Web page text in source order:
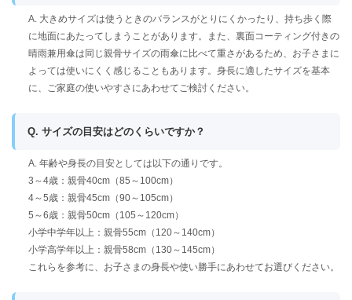
A. 大きめサイズは使うときのバランスがとりにくかったり、持ち歩く際
に地面にあたってしまうことがあります。また、裏面コーティング付きの
晴雨兼用傘は同じ親骨サイズの雨傘に比べて重さがあるため、お子さまに
よっては使いにくく感じることもあります。身長に適したサイズを基本
に、ご家庭の使いやすさにあわせてご検討ください。
Q. サイズの目安はどのくらいですか？
A. 年齢や身長の目安としては以下の通りです。
3～4歳：親骨40cm（85～100cm）
4～5歳：親骨45cm（90～105cm）
5～6歳：親骨50cm（105～120cm）
小学中学年以上：親骨55cm（120～140cm）
小学高学年以上：親骨58cm（130～145cm）
これらを参考に、お子さまの身長や使い勝手にあわせてお選びください。